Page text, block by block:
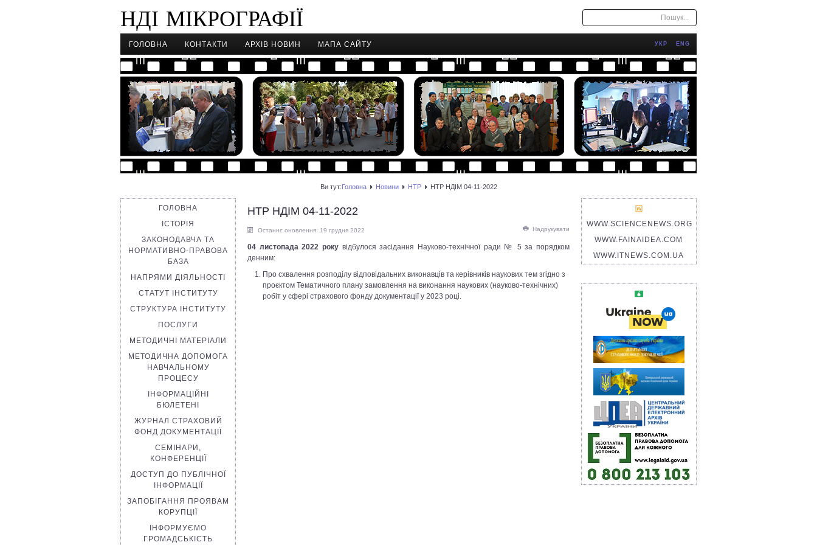
НДІ МІКРОГРАФІЇ
ГОЛОВНА КОНТАКТИ АРХІВ НОВИН МАПА САЙТУ УКР ENG
Ви тут:Головна Новини НТР НТР НДІМ 04-11-2022
ГОЛОВНА
ІСТОРІЯ
ЗАКОНОДАВЧА ТА
НОРМАТИВНО-ПРАВОВА
БАЗА
НАПРЯМИ ДІЯЛЬНОСТІ
СТАТУТ ІНСТИТУТУ
СТРУКТУРА ІНСТИТУТУ
ПОСЛУГИ
МЕТОДИЧНІ МАТЕРІАЛИ
МЕТОДИЧНА ДОПОМОГА
НАВЧАЛЬНОМУ
ПРОЦЕСУ
ІНФОРМАЦІЙНІ
БЮЛЕТЕНІ
ЖУРНАЛ СТРАХОВИЙ
ФОНД ДОКУМЕНТАЦІЇ
СЕМІНАРИ,
КОНФЕРЕНЦІЇ
ДОСТУП ДО ПУБЛІЧНОЇ
ІНФОРМАЦІЇ
ЗАПОБІГАННЯ ПРОЯВАМ
КОРУПЦІЇ
ІНФОРМУЄМО
ГРОМАДСЬКІСТЬ
НТР НДІМ 04-11-2022
Надрукувати
Останнє оновлення: 19 грудня 2022
04 листопада 2022 року відбулося засідання Науково-технічної ради № 5 за порядком
денним:
Про схвалення розподілу відповідальних виконавців та керівників наукових тем згідно з
проєктом Тематичного плану замовлення на виконання наукових (науково-технічних)
робіт у сфері страхового фонду документації у 2023 році.
WWW.SCIENCENEWS.ORG
WWW.FAINAIDEA.COM
WWW.ITNEWS.COM.UA